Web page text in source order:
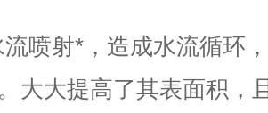
喷射*，造成水流循环
大大提高了其表面积，